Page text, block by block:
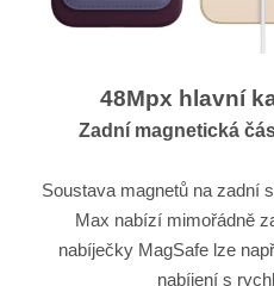
48Mpx hlavní
Zadní magnetická
Soustava magnetů na zadní
Max nabízí mimořádně
nabíječky MagSafe lze
nabíjení s